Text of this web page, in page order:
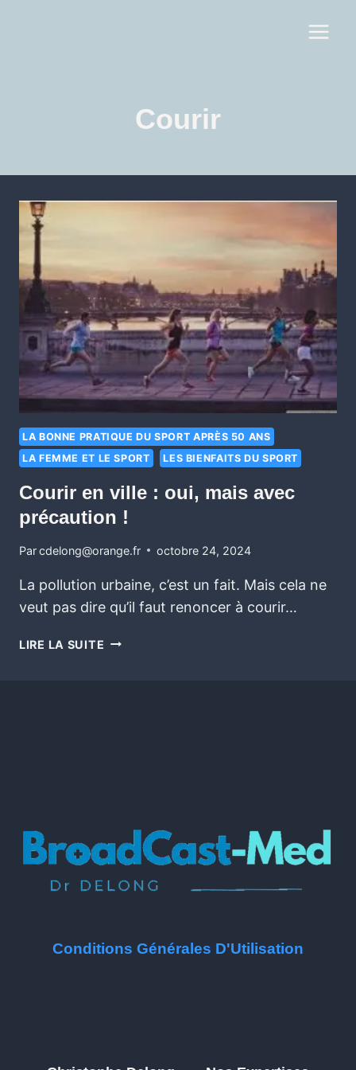
Courir
LA BONNE PRATIQUE DU SPORT APRÈS 50 ANS
LA FEMME ET LE SPORT
LES BIENFAITS DU SPORT
Courir en ville : oui, mais avec
précaution !
Parcdelong@orange.fr octobre 24, 2024
La pollution urbaine, c’est un fait. Mais cela ne
veut pas dire qu’il faut renoncer à courir…
LIRE LA SUITE
Conditions Générales D'Utilisation